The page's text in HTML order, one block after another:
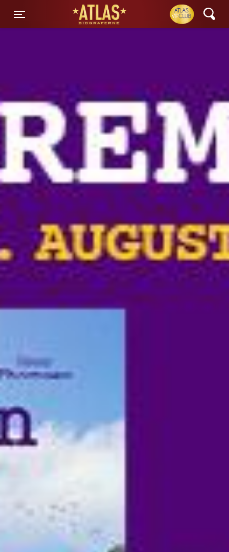
Toggle navigation
ATLAS Biograferne